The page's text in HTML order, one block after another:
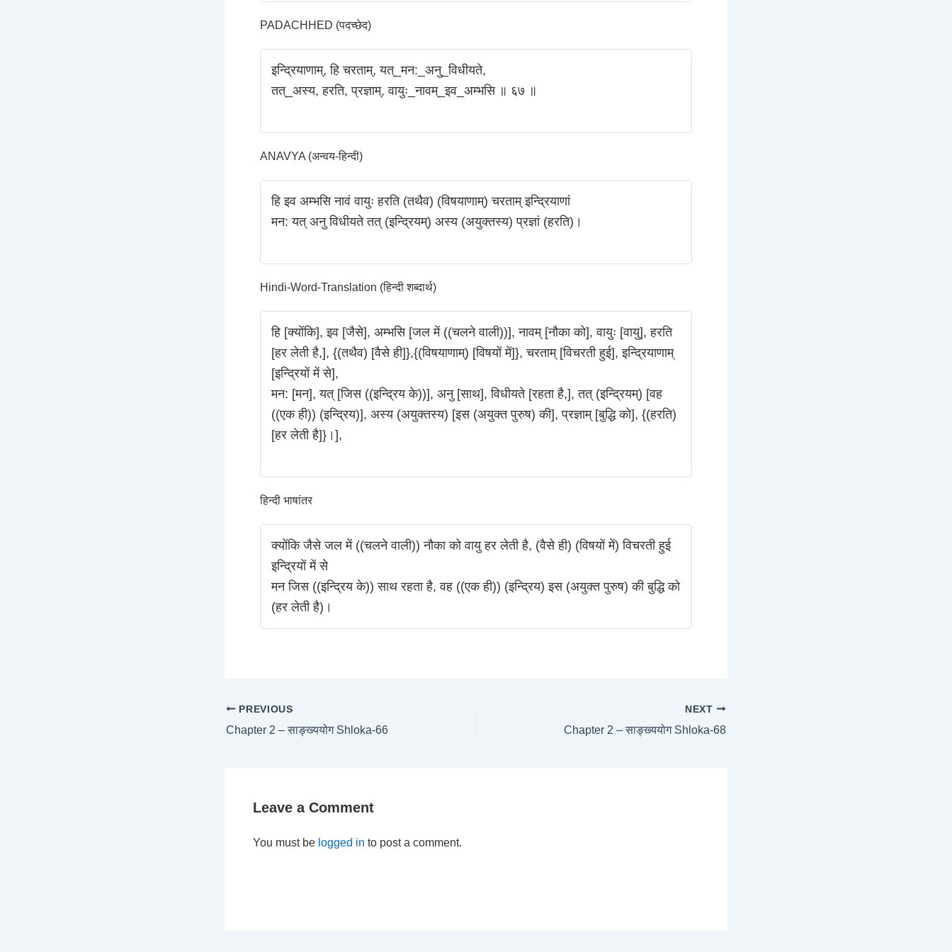
PADACHHED (पदच्छेद)
इन्द्रियाणाम्, हि चरताम्, यत्_मन:_अनु_विधीयते,
तत्_अस्य, हरति, प्रज्ञाम्, वायुः_नावम्_इव_अम्भसि ॥ ६७ ॥
ANAVYA (अन्वय-हिन्दी)
हि इव अम्भसि नावं वायुः हरति (तथैव) (विषयाणाम्) चरताम् इन्द्रियाणां
मन: यत् अनु विधीयते तत् (इन्द्रियम्) अस्य (अयुक्तस्य) प्रज्ञां (हरति)।
Hindi-Word-Translation (हिन्दी शब्दार्थ)
हि [क्योंकि], इव [जैसे], अम्भसि [जल में ((चलने वाली))], नावम् [नौका को], वायुः [वायु], हरति
[हर लेती है,], {(तथैव) [वैसे ही]},{(विषयाणाम्) [विषयों में]}, चरताम् [विचरती हुई], इन्द्रियाणाम्
[इन्द्रियों में से],
मन: [मन], यत् [जिस ((इन्द्रिय के))], अनु [साथ], विधीयते [रहता है,], तत् (इन्द्रियम्) [वह
((एक ही)) (इन्द्रिय)], अस्य (अयुक्तस्य) [इस (अयुक्त पुरुष) की], प्रज्ञाम् [बुद्धि को], {(हरति)
[हर लेती है]}।],
हिन्दी भाषांतर
क्योंकि जैसे जल में ((चलने वाली)) नौका को वायु हर लेती है, (वैसे ही) (विषयों में) विचरती हुई
इन्द्रियों में से
मन जिस ((इन्द्रिय के)) साथ रहता है, वह ((एक ही)) (इन्द्रिय) इस (अयुक्त पुरुष) की बुद्धि को
(हर लेती है)।
PREVIOUS
Chapter 2 – साङ्ख्ययोग Shloka-66
NEXT
Chapter 2 – साङ्ख्ययोग Shloka-68
Leave a Comment
You must be logged in to post a comment.